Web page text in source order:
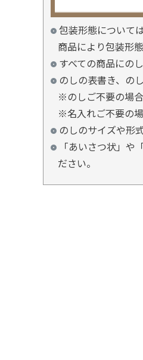
包装形態について
商品により包装形
すべての商品にの
のしの表書き、の
※のしご不要の場
※名入れご不要の
のしのサイズや形
「あいさつ状」
ださい。